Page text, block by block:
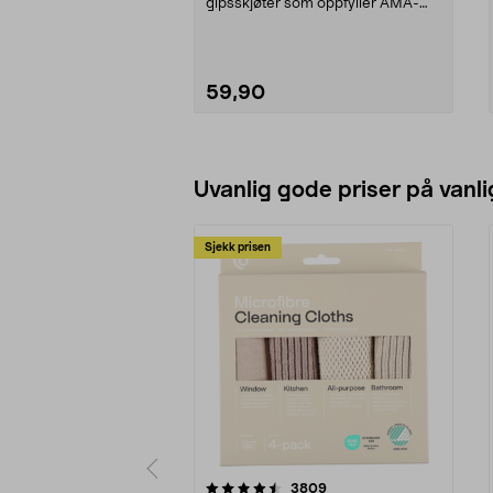
gipsskjøter som oppfyller AMA-
59,90
Uvanlig gode priser på
Sjekk prisen
3809anmeldelser
4.5av 5 stjerner